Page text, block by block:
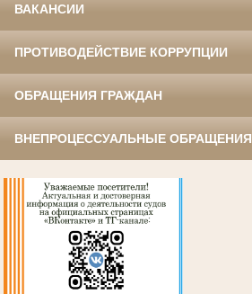
ВАКАНСИИ
ПРОТИВОДЕЙСТВИЕ КОРРУПЦИИ
ОБРАЩЕНИЯ ГРАЖДАН
ВНЕПРОЦЕССУАЛЬНЫЕ ОБРАЩЕНИЯ